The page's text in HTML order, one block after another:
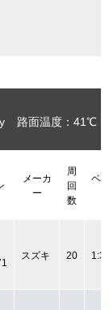
路面温度：41℃
メーカ
ー
周
回
数
ベ
スズキ 20